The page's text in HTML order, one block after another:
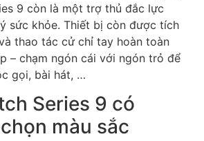
9 còn là một trợ thủ đắc lực
sức khỏe. Thiết bị còn được tích
thao tác cử chỉ tay hoàn toàn
– chạm ngón cái với ngón trỏ để
gọi, bài hát, …
Series 9 có
màu sắc